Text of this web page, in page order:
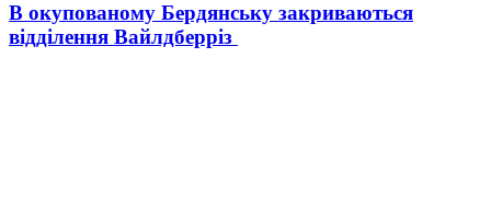
В окупованому Бердянську закриваються
відділення Вайлдберріз